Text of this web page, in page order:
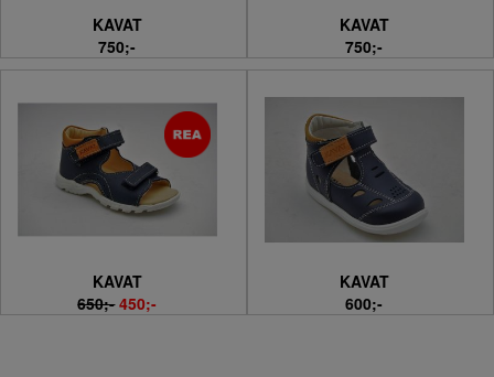
KAVAT
750;-
KAVAT
750;-
KAVAT
650;- 450;-
KAVAT
600;-